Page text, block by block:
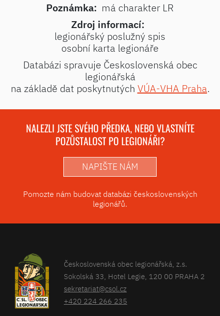
Poznámka: má charakter LR
Zdroj informací:
legionářský poslužný spis
osobní karta legionáře
Databázi spravuje Československá obec
legionářská
na základě dat poskytnutých VÚA-VHA Praha.
NALEZLI JSTE SVÉHO PŘEDKA, NEBO VLASTNÍTE
POZŮSTALOST PO LEGIONÁŘI?
NAPIŠTE NÁM
Pomozte nám budovat databázi československých
legionářů.
Československá obec legionářská, z.s.
Sokolská 33, Hotel Legie, 120 00 PRAHA 2
sekretariat@csol.cz
+420 224 266 235